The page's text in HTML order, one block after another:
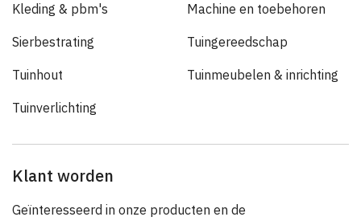
Kleding & pbm's Machine en toebehoren
Sierbestrating Tuingereedschap
Tuinhout Tuinmeubelen & inrichting
Tuinverlichting
Klant worden
Geïnteresseerd in onze producten en de